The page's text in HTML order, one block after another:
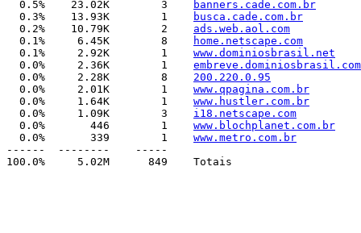
  0.5%    23.02K        3
banners.cade.com.br
  0.3%    13.93K        1
busca.cade.com.br
  0.2%    10.79K        2
ads.web.aol.com
  0.1%     6.45K        8
home.netscape.com
  0.1%     2.92K        1
www.dominiosbrasil.net
  0.0%     2.36K        1
  0.0%     2.28K        8
200.220.0.95
  0.0%     2.01K        1
www.qpagina.com.br
  0.0%     1.64K        1
www.hustler.com.br
  0.0%     1.09K        3
i18.netscape.com
  0.0%       446        1
www.blochplanet.com.br
  0.0%       339        1
www.metro.com.br
------  --------    -----